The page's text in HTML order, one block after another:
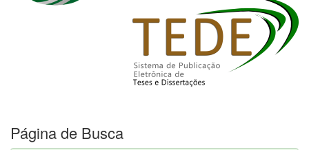
Página de Busca